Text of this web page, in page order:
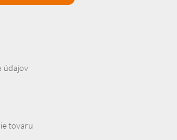
údajov
tovaru